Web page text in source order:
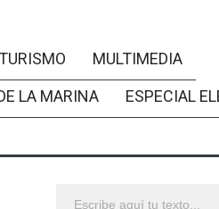
MULTIMEDIA
LA MARINA
ESPECIAL